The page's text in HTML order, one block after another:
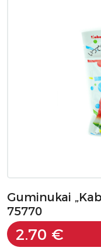
Guminukai
75770
2.70 €